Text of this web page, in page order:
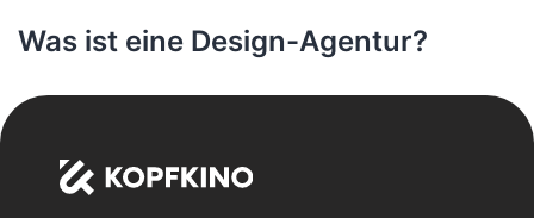
Was ist eine Design-Agentur?